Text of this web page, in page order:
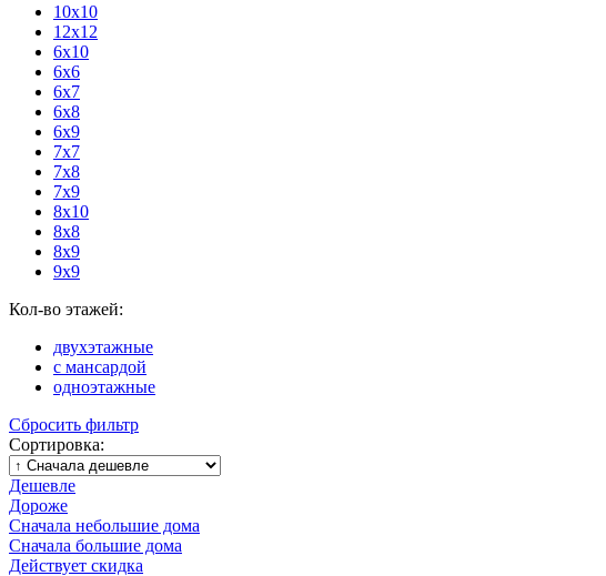
10x10
12x12
6x10
6x6
6x7
6x8
6x9
7x7
7x8
7x9
8x10
8x8
8x9
9x9
Кол-во этажей:
двухэтажные
с мансардой
одноэтажные
Сбросить фильтр
Сортировка:
Дешевле
Дороже
Сначала небольшие дома
Сначала большие дома
Действует скидка